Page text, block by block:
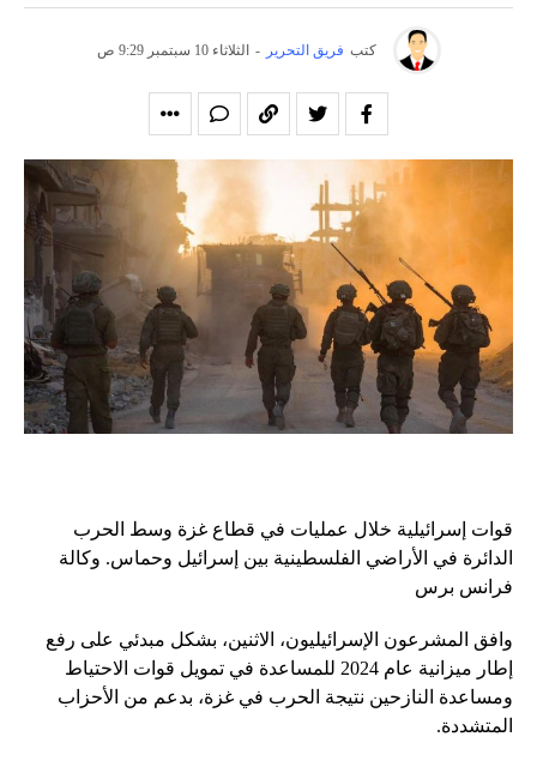
كتب فريق التحرير - الثلاثاء 10 سبتمبر 9:29 ص
قوات إسرائيلية خلال عمليات في قطاع غزة وسط الحرب
الدائرة في الأراضي الفلسطينية بين إسرائيل وحماس. وكالة
فرانس برس
وافق المشرعون الإسرائيليون، الاثنين، بشكل مبدئي على رفع
إطار ميزانية عام 2024 للمساعدة في تمويل قوات الاحتياط
ومساعدة النازحين نتيجة الحرب في غزة، بدعم من الأحزاب
المتشددة.